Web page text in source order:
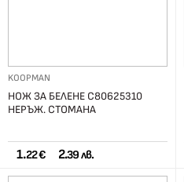
KOOPMAN
НОЖ ЗА БЕЛЕНЕ C80625310
НЕРЪЖ. СТОМАНА
1.22 € 2.39 лв.